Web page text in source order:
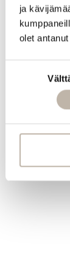
ja
olet